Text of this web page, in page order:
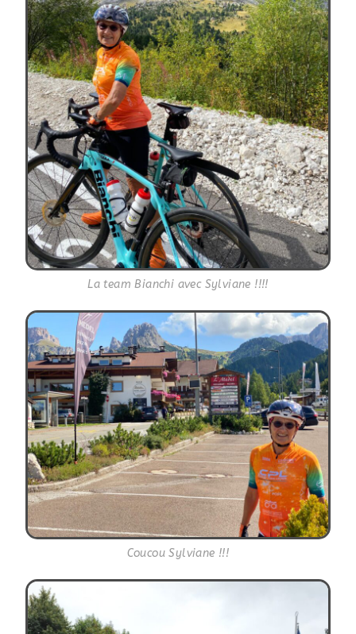
La team Bianchi avec Sylviane !!!!
Coucou Sylviane !!!